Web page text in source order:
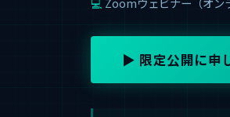
▶ 限定公開に申